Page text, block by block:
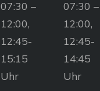
07:30 –
12:00,
12:45-
15:15
Uhr
07:30 –
12:00,
12:45-
14:45
Uhr